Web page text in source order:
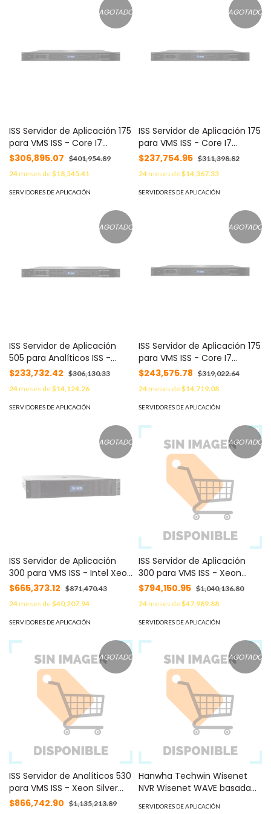
AGOTADO
ISS Servidor de Aplicación 175
para VMS ISS - Core I7
9700K, 16 GB RAM, Win 10
PRO, 24TB HDD (2x12TB), 1GbE
10GBE NIC, 1U Rack MOD:
SOSNVR17524T
$306,895.07 $401,954.89
24meses de$18,545.41
SERVIDORES DE APLICACIÓN
AGOTADO
ISS Servidor de Aplicación 175
para VMS ISS - Core I7
9700K, 16 GB RAM, Win 10
PRO, 8TB HDD (1x8TB), 2x1GbE
NIC, 1U Rack MOD: SOS-NVR-
175-8T
$237,754.95 $311,398.82
24meses de$14,367.33
SERVIDORES DE APLICACIÓN
AGOTADO
ISS Servidor de Aplicación
505 para Analíticos ISS -
Core I7 9700K 3.60 Ghz, 16
GB RAM, Win 10 PRO, 8TB HDD
(1X8TB), 1x10GbE RJ45, 1U
Rack MOD: SOSNVR5058TR
$233,732.42 $306,130.33
24meses de$14,124.26
SERVIDORES DE APLICACIÓN
AGOTADO
ISS Servidor de Aplicación 175
para VMS ISS - Core I7
9700K, 16 GB RAM, Win 10
PRO, 12TB HDD (1x12TB),
2x1GbE NIC, 1U Rack MOD:
SOS-NVR-175-12T
$243,575.78 $319,022.64
24meses de$14,719.08
SERVIDORES DE APLICACIÓN
AGOTADO
ISS Servidor de Aplicación
300 para VMS ISS - Intel Xeon
Silver 4210, 16 GB RAM, Win 10
PRO, 48TB HDD (6x8TB),
4x1Gb NIC, 2U Rack MOD:
SOS-NVR-300-48T
$665,373.12 $871,470.43
24meses de$40,207.94
SERVIDORES DE APLICACIÓN
AGOTADO
ISS Servidor de Aplicación
300 para VMS ISS - Xeon
Silver 4210, 16 GB RAM, Win 10
PRO, 96TB HDD (13X8TB),
4x1GbE NIC, 2U Rack MOD:
SOSNVR30096T
$794,150.95 $1,040,136.80
24meses de$47,989.88
SERVIDORES DE APLICACIÓN
AGOTADO
ISS Servidor de Analíticos 530
para VMS ISS - Xeon Silver
4210, 64 GB RAM, Win 10 PRO,
$866,742.90 $1,135,213.89
AGOTADO
Hanwha Techwin Wisenet
NVR Wisenet WAVE basada
en Windows / Montable en
SERVIDORES DE APLICACIÓN